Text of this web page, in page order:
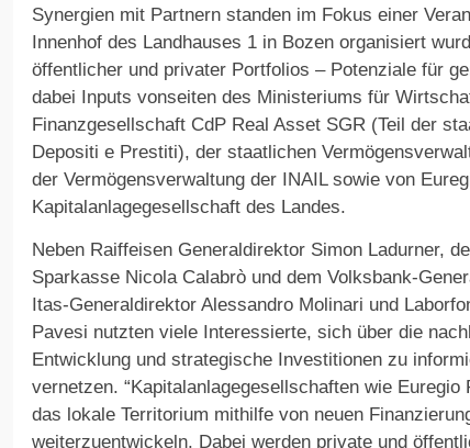
Synergien mit Partnern standen im Fokus einer
Innenhof des Landhauses 1 in Bozen organisiert
öffentlicher und privater Portfolios – Potenziale für
dabei Inputs vonseiten des Ministeriums für
Finanzgesellschaft CdP Real Asset SGR (Teil der
Depositi e Prestiti), der staatlichen
der Vermögensverwaltung der INAIL sowie von
Kapitalanlagegesellschaft des Landes.
Neben Raiffeisen Generaldirektor Simon Ladurner,
Sparkasse Nicola Calabrò und dem Volksbank-
Itas-Generaldirektor Alessandro Molinari und
Pavesi nutzten viele Interessierte, sich über die
Entwicklung und strategische Investitionen zu
vernetzen. “Kapitalanlagegesellschaften wie
das lokale Territorium mithilfe von neuen
weiterzuentwickeln. Dabei werden private und